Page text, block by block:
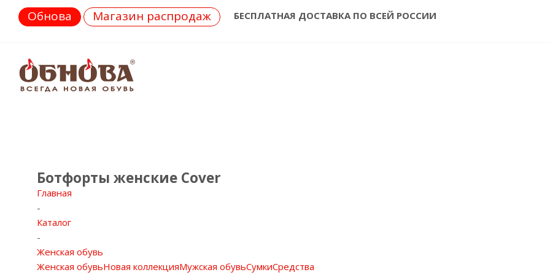
Обнова Магазин распродаж БЕСПЛАТНАЯ ДОСТАВКА ПО ВСЕЙ РОССИИ
Ботфорты женские Cover
Главная
-
Каталог
-
Женская обувь
Женская обувьНовая коллекцияМужская обувьСумкиСредства